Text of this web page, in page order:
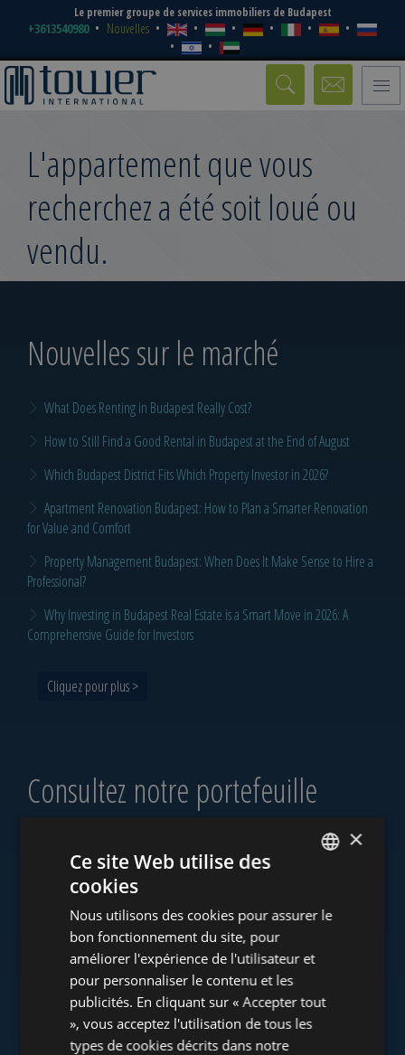
Le premier groupe de services immobiliers de Budapest
+3613540980 Nouvelles
Toggle
L'appartement que vous
recherchez a été soit loué ou
vendu.
Nouvelles sur le marché
What Does Renting in Budapest Really Cost?
How to Still Find a Good Rental in Budapest at the End of August
Which Budapest District Fits Which Property Investor in 2026?
Apartment Renovation Budapest: How to Plan a Smarter Renovation
for Value and Comfort
Property Management Budapest: When Does It Make Sense to Hire a
Professional?
Why Investing in Budapest Real Estate is a Smart Move in 2026: A
Comprehensive Guide for Investors
Cliquez pour plus >
Consultez notre portefeuille
www.towerassistance.com
HUNGARIAN
FRENCH
ITALIAN
×
Ce site Web utilise des
cookies
Nous utilisons des cookies pour assurer le
bon fonctionnement du site, pour
améliorer l'expérience de l'utilisateur et
pour personnaliser le contenu et les
publicités. En cliquant sur « Accepter tout
», vous acceptez l'utilisation de tous les
types de cookies décrits dans notre